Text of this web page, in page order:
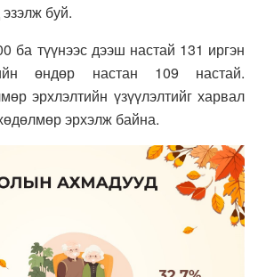
эзэлж буй.
ба түүнээс дээш настай 131 иргэн
өндөр настан 109 настай.
эрхлэлтийн үзүүлэлтийг харвал
эрхэлж байна.